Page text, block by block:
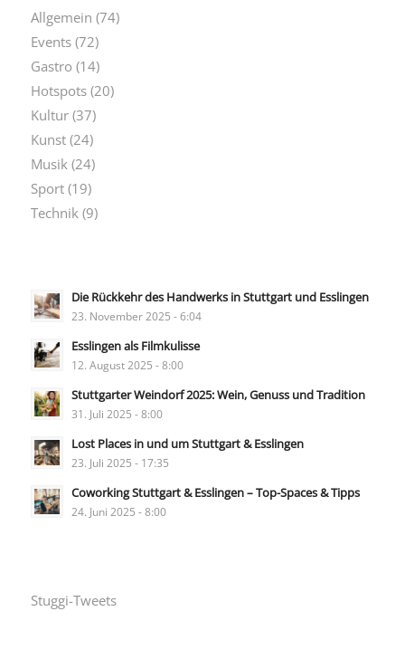
Allgemein (74)
Events(72)
Gastro (14)
Hotspots(20)
Kultur(37)
Kunst(24)
Musik (24)
Sport(19)
Technik (9)
Die Rückkehr des Handwerks in Stuttgart und Esslingen
23. November 2025 - 6:04
Esslingen als Filmkulisse
12. August 2025 - 8:00
Stuttgarter Weindorf 2025: Wein, Genuss und Tradition
31. Juli 2025 - 8:00
Lost Places in und um Stuttgart & Esslingen
23. Juli 2025 - 17:35
Coworking Stuttgart & Esslingen – Top-Spaces & Tipps
24. Juni 2025 - 8:00
Stuggi-Tweets